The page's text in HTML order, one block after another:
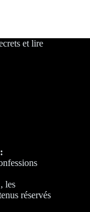
et lire
les
réservés